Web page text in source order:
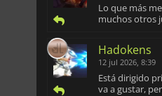
Lo que más
muchos otros
Hadokens
12 jul 2026, 8:39
Está dirigido
va a gustar,